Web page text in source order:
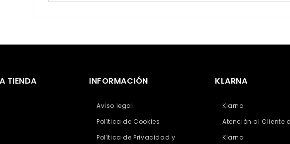
TIENDA INFORMACIÓN
Aviso legal
Política de Cookies
Política de Privacidad y
KLARNA
Klarna
Atención al Cliente
Klarna